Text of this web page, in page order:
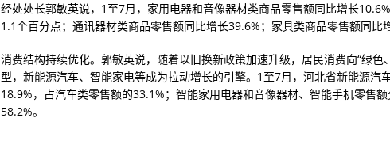
经处处长郭敏英说，1至7月，家用电器和音像器材类商品零售额同比增长
1.1个百分点；通讯器材类商品零售额同比增长39.6%；家具类商品零售额同比
消费结构持续优化。郭敏英说，随着以旧换新政策加速升级，居民消费向“绿色
型，新能源汽车、智能家电等成为拉动增长的引擎。1至7月，河北省新能源汽
18.9%，占汽车类零售额的33.1%；智能家用电器和音像器材、智能手机零售
58.2%。